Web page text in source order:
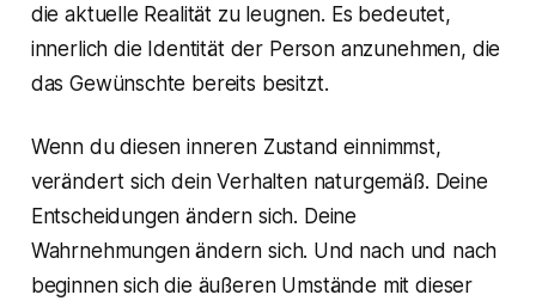
die aktuelle Realität zu leugnen. Es bedeutet,
innerlich die Identität der Person anzunehmen, die
das Gewünschte bereits besitzt.
Wenn du diesen inneren Zustand einnimmst,
verändert sich dein Verhalten naturgemäß. Deine
Entscheidungen ändern sich. Deine
Wahrnehmungen ändern sich. Und nach und nach
beginnen sich die äußeren Umstände mit dieser